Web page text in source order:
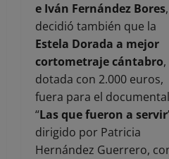
e Iván Fernández Bores,
decidió también que la
Estela Dorada a mejor
cortometraje cántabro,
dotada con 2.000 euros,
fuera para el documental
“Las que fueron a servir
dirigido por Patricia
Hernández Guerrero,